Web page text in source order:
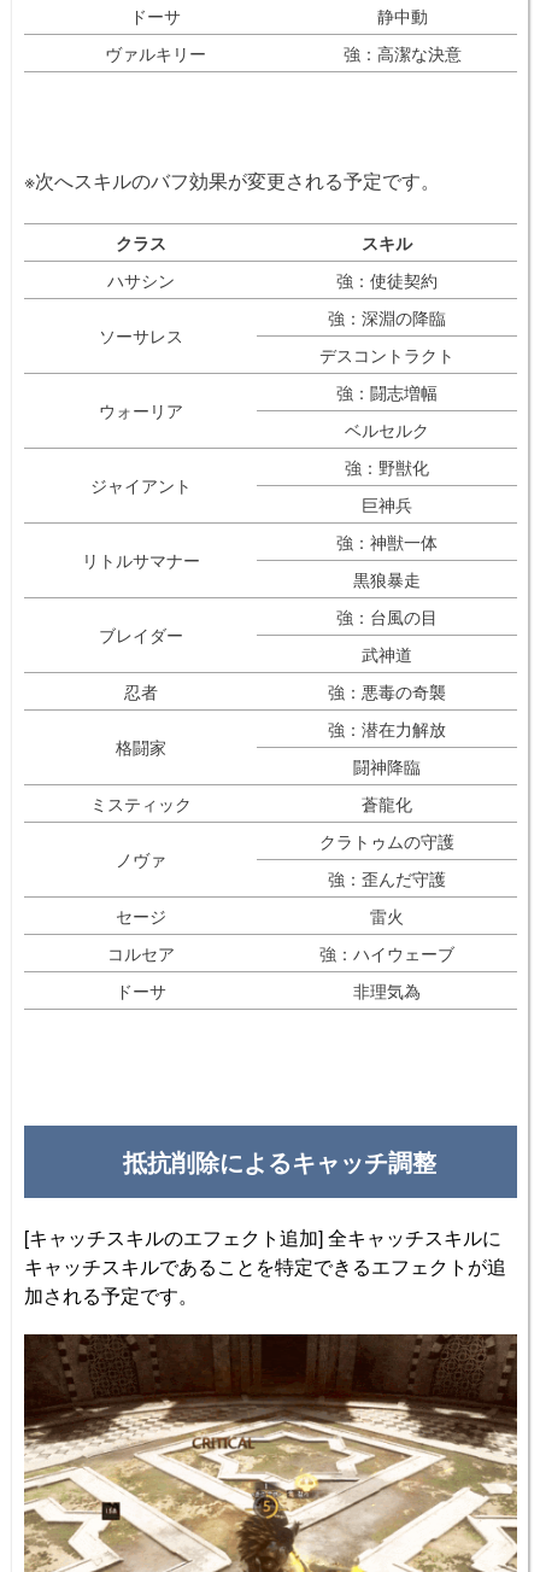
ドーサ
静中動
ヴァルキリー
強：高潔な決意
※次へスキルのバフ効果が変更される予定です。
クラス
スキル
ハサシン
強：使徒契約
ソーサレス
強：深淵の降臨
デスコントラクト
ウォーリア
強：闘志増幅
ベルセルク
ジャイアント
強：野獣化
巨神兵
リトルサマナー
強：神獣一体
黒狼暴走
ブレイダー
強：台風の目
武神道
忍者
強：悪毒の奇襲
格闘家
強：潜在力解放
闘神降臨
ミスティック
蒼龍化
ノヴァ
クラトゥムの守護
強：歪んだ守護
セージ
雷火
コルセア
強：ハイウェーブ
ドーサ
非理気為
抵抗削除によるキャッチ調整
[キャッチスキルのエフェクト追加] 全キャッチスキルに
キャッチスキルであることを特定できるエフェクトが追
加される予定です。